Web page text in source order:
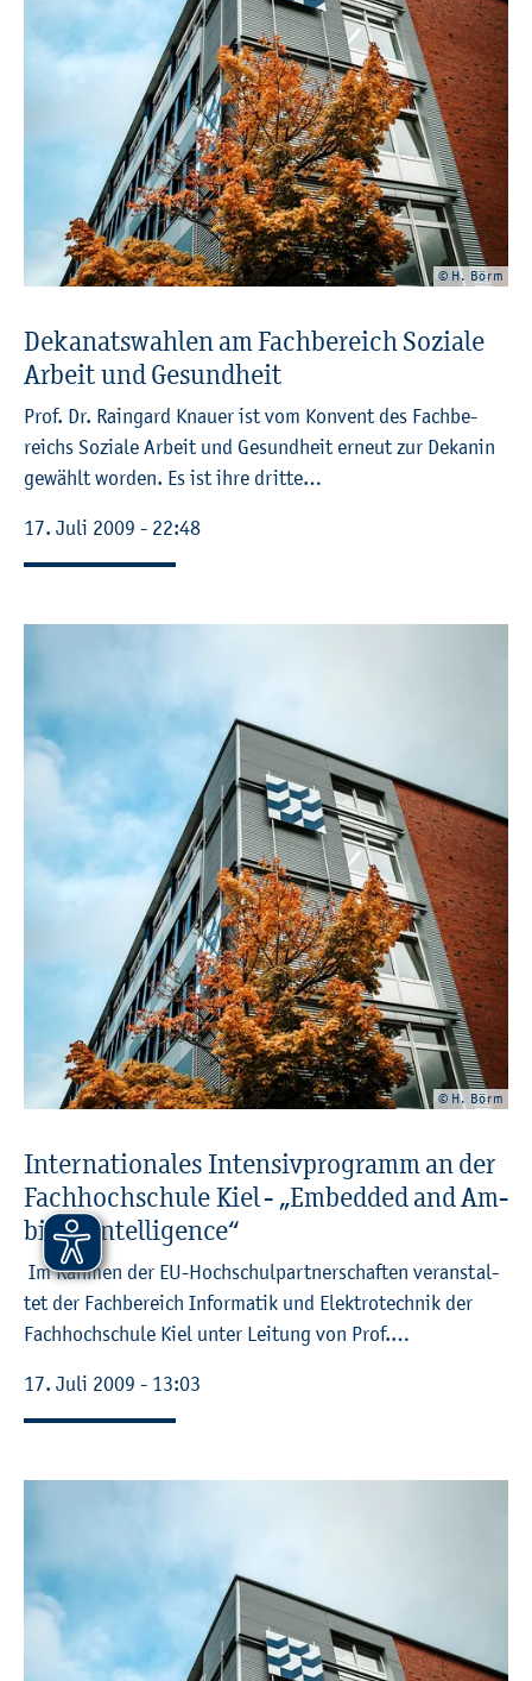
© H. Börm
De­ka­nats­wah­len am Fach­be­reich So­zia­le
Ar­beit und Ge­sund­heit
Prof. Dr. Rain­gard Knau­er ist vom Kon­vent des Fach­be­
reichs So­zia­le Ar­beit und Ge­sund­heit er­neut zur De­ka­nin
ge­wählt wor­den. Es ist ihre drit­te…
17. Juli 2009 - 22:48
© H. Börm
In­ter­na­tio­na­les In­ten­siv­pro­gramm an der
Fach­hoch­schu­le Kiel - „Em­bed­ded and Am­
bi­ent In­tel­li­gence“
Im Rah­men der EU-Hoch­schul­part­ner­schaf­ten ver­an­stal­
tet der Fach­be­reich In­for­ma­tik und Elek­tro­tech­nik der
Fach­hoch­schu­le Kiel unter Lei­tung von Prof.…
17. Juli 2009 - 13:03